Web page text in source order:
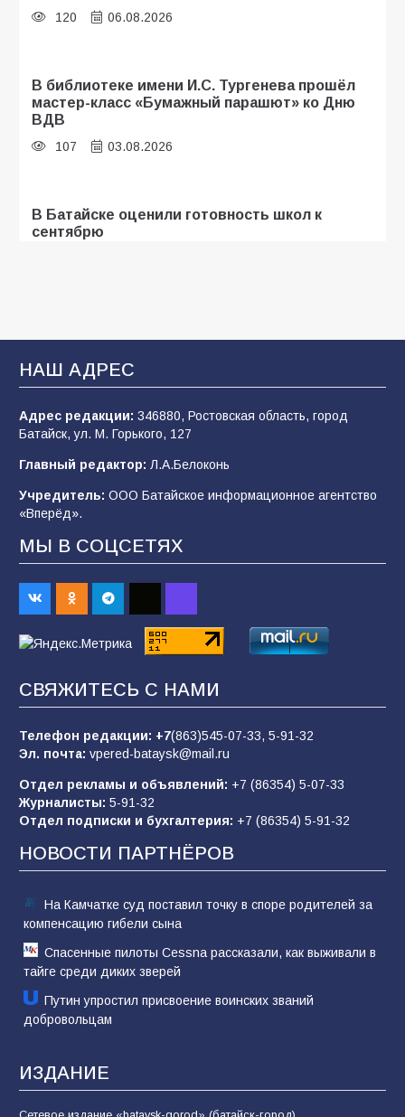
120 06.08.2026
В библиотеке имени И.С. Тургенева прошёл
мастер-класс «Бумажный парашют» ко Дню
ВДВ
107 03.08.2026
В Батайске оценили готовность школ к
сентябрю
образовательного кластера
106 05.08.2026
«Мобилизация или набор?» Что на самом
деле происходит в армии России в августе
2026 года
101 03.08.2026
В Батайске продолжаются дорожные работы
98 04.08.2026
пропагандистский вброс
«Слухами Москву не возьмёшь»: почему
заявления Киева о мобилизации — это
отчаяние, а не разведка
81 02.08.2026
НАШ АДРЕС
Адрес редакции: 346880, Ростовская область, город
Батайск, ул. М. Горького, 127
Главный редактор: Л.А.Белоконь
Учредитель: ООО Батайское информационное агентство
«Вперёд».
МЫ В СОЦСЕТЯХ
СВЯЖИТЕСЬ С НАМИ
Телефон редакции: +7(863)545-07-33, 5-91-32
Эл. почта: vpered-bataysk@mail.ru
Отдел рекламы и объявлений: +7 (86354) 5-07-33
Журналисты: 5-91-32
Отдел подписки и бухгалтерия: +7 (86354) 5-91-32
НОВОСТИ ПАРТНЁРОВ
На Камчатке суд поставил точку в споре родителей за
компенсацию гибели сына
Спасенные пилоты Cessna рассказали, как выживали в
тайге среди диких зверей
Путин упростил присвоение воинских званий
добровольцам
ИЗДАНИЕ